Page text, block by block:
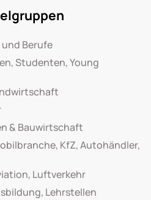
Berufe
Studenten, Young
& Bauwirtschaft
KfZ, Autohändler,
Luftverkehr
Lehrstellen